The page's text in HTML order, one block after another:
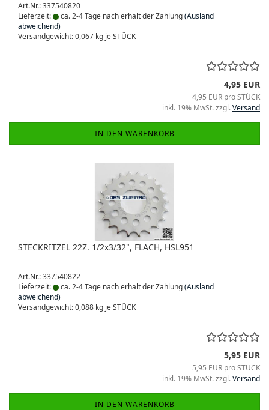
Art.Nr.: 337540820
Lieferzeit:
ca. 2-4 Tage nach erhalt der Zahlung(Ausland
abweichend)
Versandgewicht:0,067 kg je STÜCK
4,95 EUR
4,95 EUR pro STÜCK
inkl. 19% MwSt. zzgl.Versand
IN DEN WARENKORB
STECKRITZEL 22Z. 1/2x3/32", FLACH, HSL951
Art.Nr.: 337540822
Lieferzeit:
ca. 2-4 Tage nach erhalt der Zahlung(Ausland
abweichend)
Versandgewicht:0,088 kg je STÜCK
5,95 EUR
5,95 EUR pro STÜCK
inkl. 19% MwSt. zzgl.Versand
IN DEN WARENKORB